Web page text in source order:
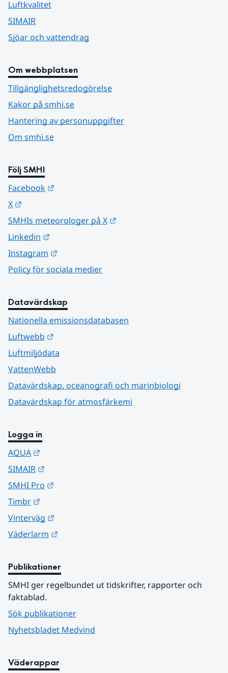
Luftkvalitet
SIMAIR
Sjöar och vattendrag
Om webbplatsen
Tillgänglighetsredogörelse
Kakor på smhi.se
Hantering av personuppgifter
Om smhi.se
Följ SMHI
Facebook
X
SMHIs meteorologer på X
Linkedin
Instagram
Policy för sociala medier
Datavärdskap
Nationella emissionsdatabasen
Luftwebb
Luftmiljödata
VattenWebb
Datavärdskap, oceanografi och marinbiologi
Datavärdskap för atmosfärkemi
Logga in
AQUA
SIMAIR
SMHI Pro
Timbr
Vinterväg
Väderlarm
Publikationer
SMHI ger regelbundet ut tidskrifter, rapporter och
faktablad.
Sök publikationer
Nyhetsbladet Medvind
Väderappar